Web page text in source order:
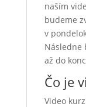
naším
budeme
v
Následne
až do
Čo je
Video